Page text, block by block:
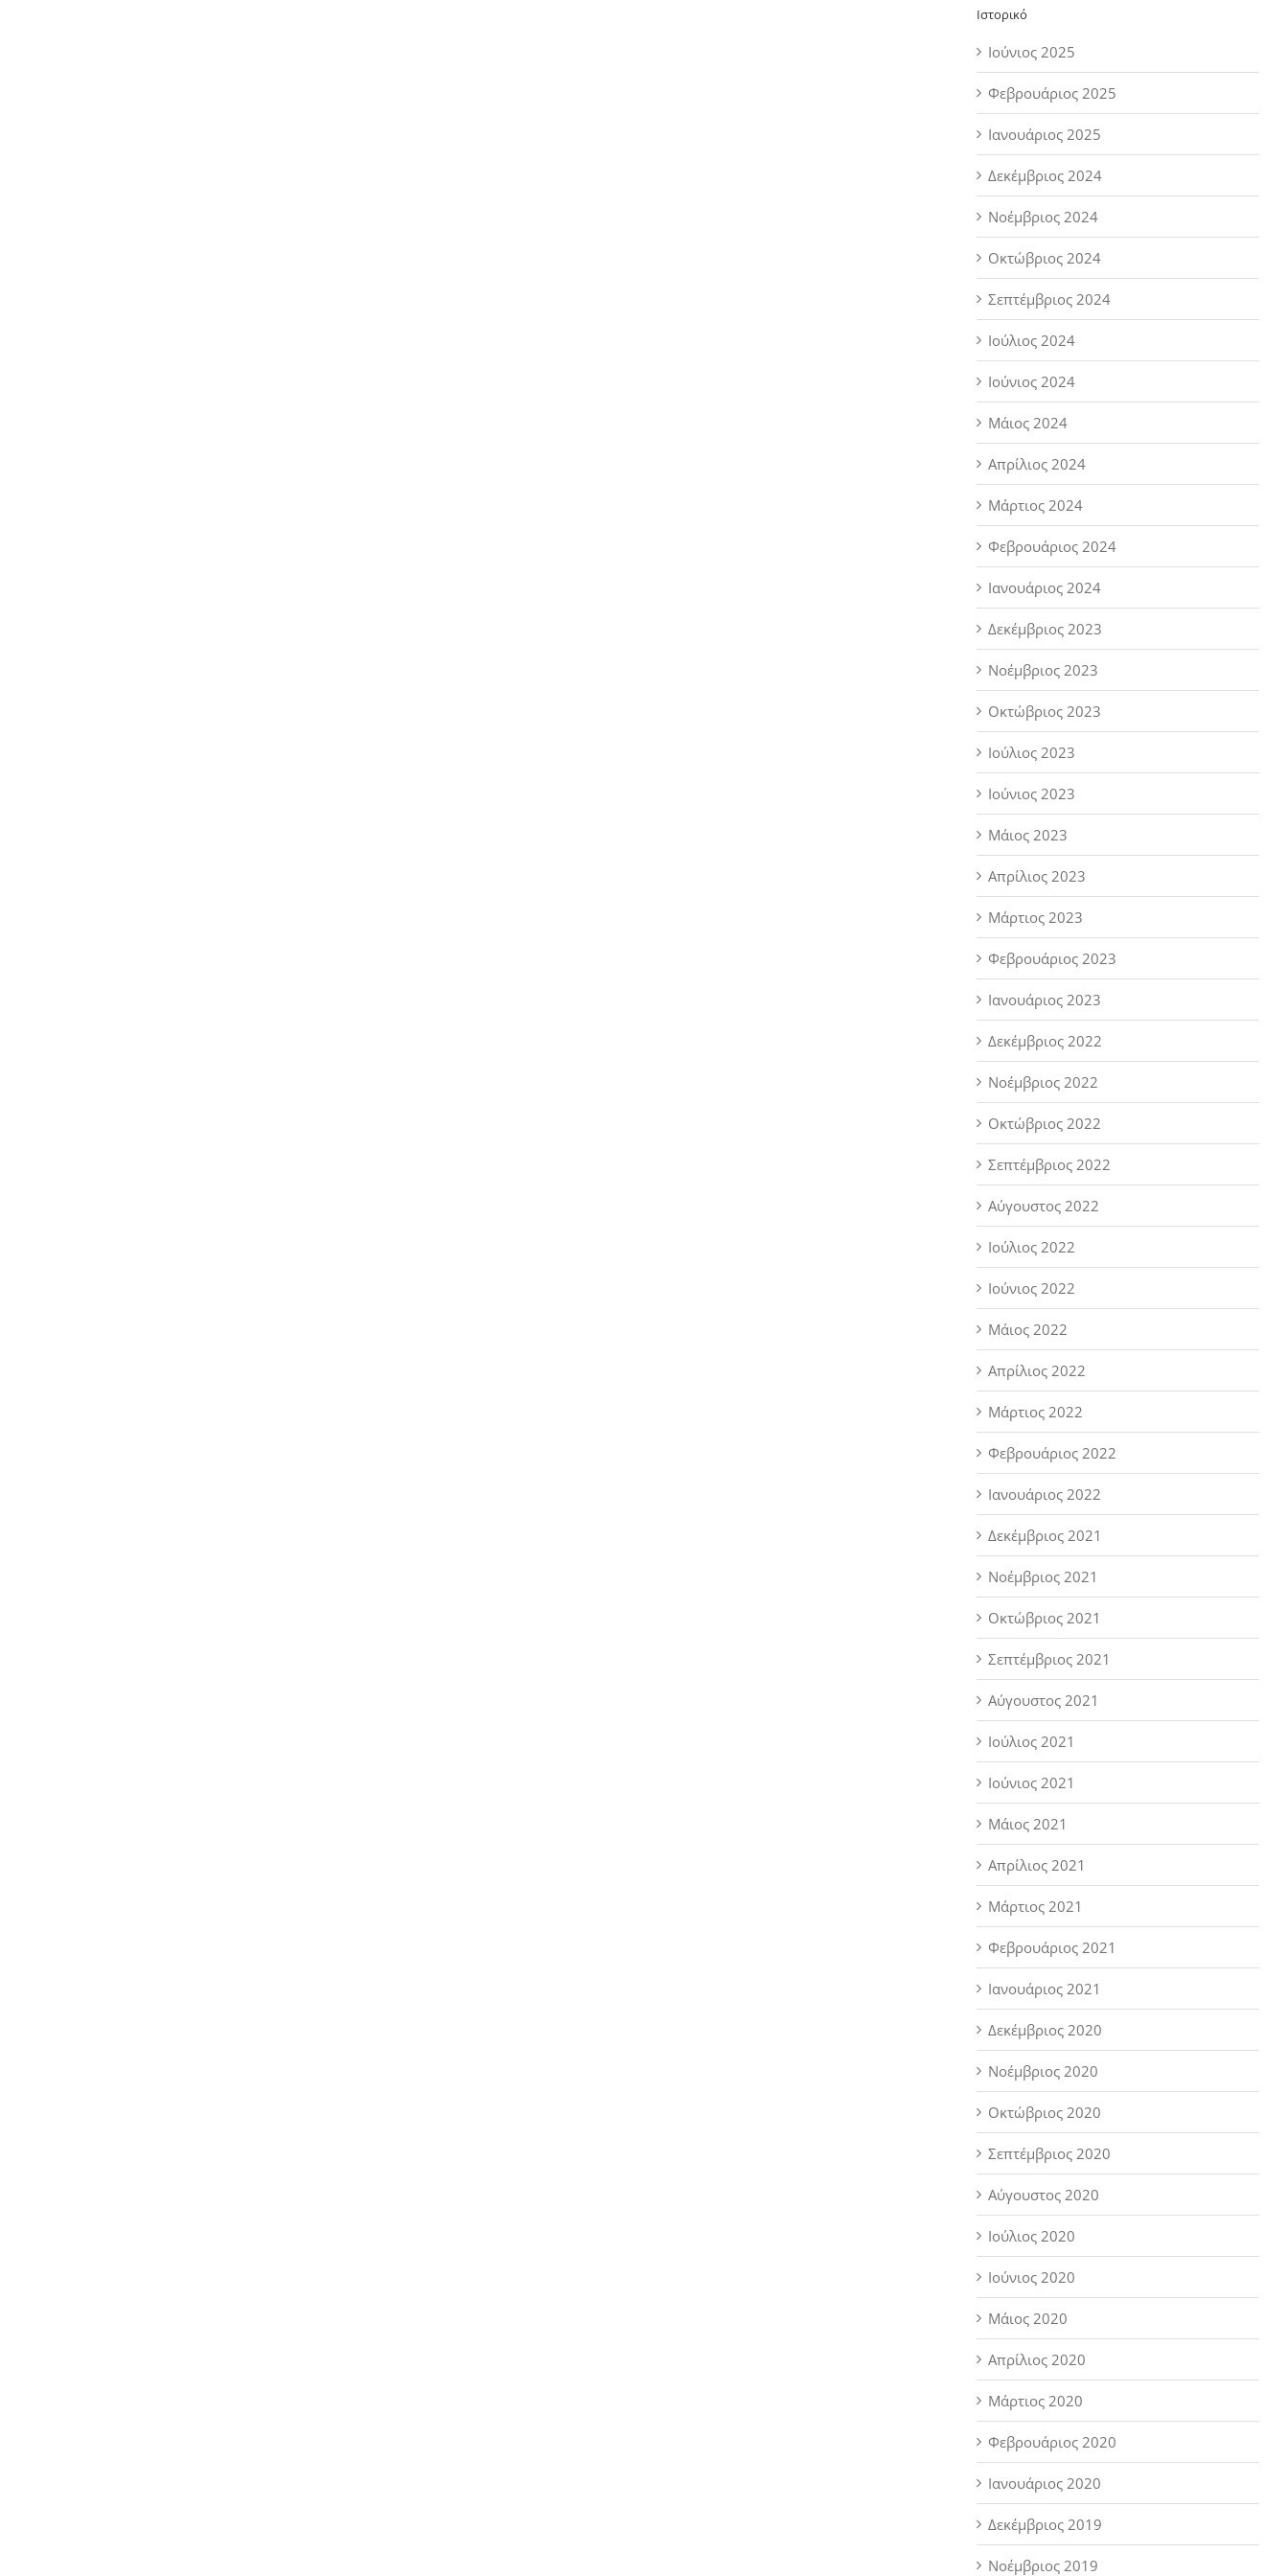
Ιστορικό
Ιούνιος 2025
Φεβρουάριος 2025
Ιανουάριος 2025
Δεκέμβριος 2024
Νοέμβριος 2024
Οκτώβριος 2024
Σεπτέμβριος 2024
Ιούλιος 2024
Ιούνιος 2024
Μάιος 2024
Απρίλιος 2024
Μάρτιος 2024
Φεβρουάριος 2024
Ιανουάριος 2024
Δεκέμβριος 2023
Νοέμβριος 2023
Οκτώβριος 2023
Ιούλιος 2023
Ιούνιος 2023
Μάιος 2023
Απρίλιος 2023
Μάρτιος 2023
Φεβρουάριος 2023
Ιανουάριος 2023
Δεκέμβριος 2022
Νοέμβριος 2022
Οκτώβριος 2022
Σεπτέμβριος 2022
Αύγουστος 2022
Ιούλιος 2022
Ιούνιος 2022
Μάιος 2022
Απρίλιος 2022
Μάρτιος 2022
Φεβρουάριος 2022
Ιανουάριος 2022
Δεκέμβριος 2021
Νοέμβριος 2021
Οκτώβριος 2021
Σεπτέμβριος 2021
Αύγουστος 2021
Ιούλιος 2021
Ιούνιος 2021
Μάιος 2021
Απρίλιος 2021
Μάρτιος 2021
Φεβρουάριος 2021
Ιανουάριος 2021
Δεκέμβριος 2020
Νοέμβριος 2020
Οκτώβριος 2020
Σεπτέμβριος 2020
Αύγουστος 2020
Ιούλιος 2020
Ιούνιος 2020
Μάιος 2020
Απρίλιος 2020
Μάρτιος 2020
Φεβρουάριος 2020
Ιανουάριος 2020
Δεκέμβριος 2019
Νοέμβριος 2019